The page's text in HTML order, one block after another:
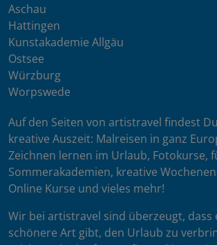
Aschau
Hattingen
Kunstakademie Allgäu
Ostsee
Würzburg
Worpswede
Auf den Seiten von artistravel findest
kreative Auszeit: Malreisen in ganz
Zeichnen lernen im Urlaub, Fotokurse,
Sommerakademien, kreative
Online Kurse und vieles mehr!
Wir bei artistravel sind überzeugt, dass
schönere Art gibt, den Urlaub zu